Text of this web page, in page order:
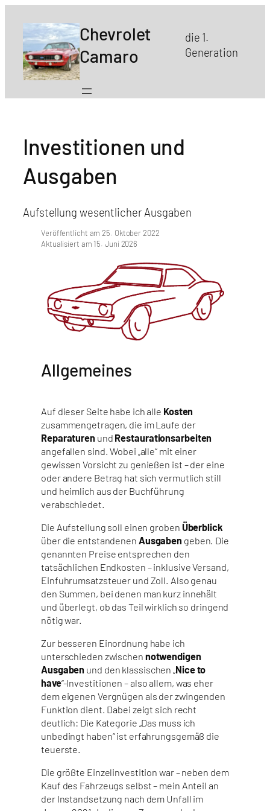
Chevrolet
Camaro
die 1.
Generation
Investitionen und
Ausgaben
Aufstellung wesentlicher Ausgaben
Veröffentlicht am 25. Oktober 2022
Aktualisiert am 15. Juni 2026
Allgemeines
Auf dieser Seite habe ich alle Kosten
zusammengetragen, die im Laufe der
Reparaturen und Restaurationsarbeiten
angefallen sind. Wobei „alle“ mit einer
gewissen Vorsicht zu genießen ist – der eine
oder andere Betrag hat sich vermutlich still
und heimlich aus der Buchführung
verabschiedet.
Die Aufstellung soll einen groben Überblick
über die entstandenen Ausgaben geben. Die
genannten Preise entsprechen den
tatsächlichen Endkosten – inklusive Versand,
Einfuhrumsatzsteuer und Zoll. Also genau
den Summen, bei denen man kurz innehält
und überlegt, ob das Teil wirklich so dringend
nötig war.
Zur besseren Einordnung habe ich
unterschieden zwischen notwendigen
Ausgaben und den klassischen „Nice to
have“-Investitionen – also allem, was eher
dem eigenen Vergnügen als der zwingenden
Funktion dient. Dabei zeigt sich recht
deutlich: Die Kategorie „Das muss ich
unbedingt haben“ ist erfahrungsgemäß die
teuerste.
Die größte Einzelinvestition war – neben dem
Kauf des Fahrzeugs selbst – mein Anteil an
der Instandsetzung nach dem Unfall im